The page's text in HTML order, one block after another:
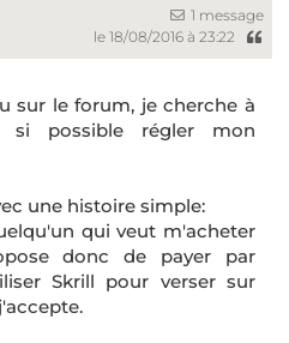
1 message
le 18/08/2016 à 23:22
sur le forum, je cherche à
possible régler mon
une histoire simple:
qui veut m'acheter
donc de payer par
Skrill pour verser sur